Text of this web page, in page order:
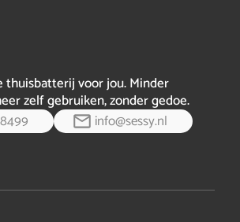
thuisbatterij voor jou. Minder
zelf gebruiken, zonder gedoe.
info@sessy.nl